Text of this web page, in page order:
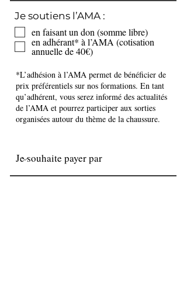
Je soutiens l’AMA :
en faisant un don (somme libre)
en adhérant* à l’AMA (cotisation
annuelle de 40€)